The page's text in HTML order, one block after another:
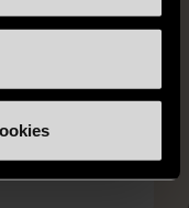
1/5
glaskula med